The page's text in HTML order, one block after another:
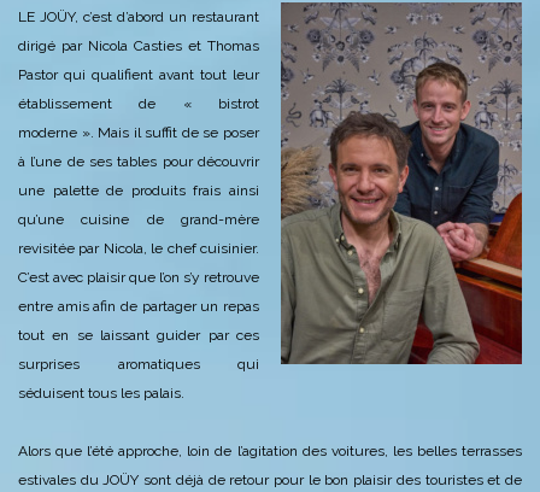
LE JOÜY, c’est d’abord un restaurant
dirigé par Nicola Casties et Thomas
Pastor qui qualifient avant tout leur
établissement de « bistrot
moderne ». Mais il suffit de se poser
à l’une de ses tables pour découvrir
une palette de produits frais ainsi
qu’une cuisine de grand-mère
revisitée par Nicola, le chef cuisinier.
C’est avec plaisir que l’on s’y retrouve
entre amis afin de partager un repas
tout en se laissant guider par ces
surprises aromatiques qui
séduisent tous les palais.
Alors que l’été approche, loin de l’agitation des voitures, les belles terrasses
estivales du JOÜY sont déjà de retour pour le bon plaisir des touristes et de